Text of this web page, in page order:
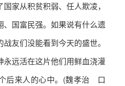
家从积贫积弱、任人欺凌，
、国富民强。如果说有什么遗
友们没能看到今天的盛世。
永远活在这片他们用鲜血浇灌
后来人的心中。(魏孝治 口